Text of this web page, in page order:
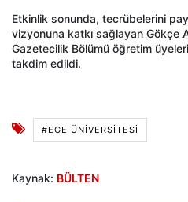
Etkinlik sonunda, tecrübelerini
vizyonuna katkı sağlayan Gökçe
Gazetecilik Bölümü öğretim
takdim edildi.
#EGE ÜNİVERSİTESİ
Kaynak: BÜLTEN